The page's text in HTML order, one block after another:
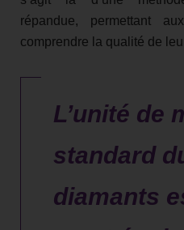
répandue, permettant
comprendre la qualité de
L’unité de
standard
diamants